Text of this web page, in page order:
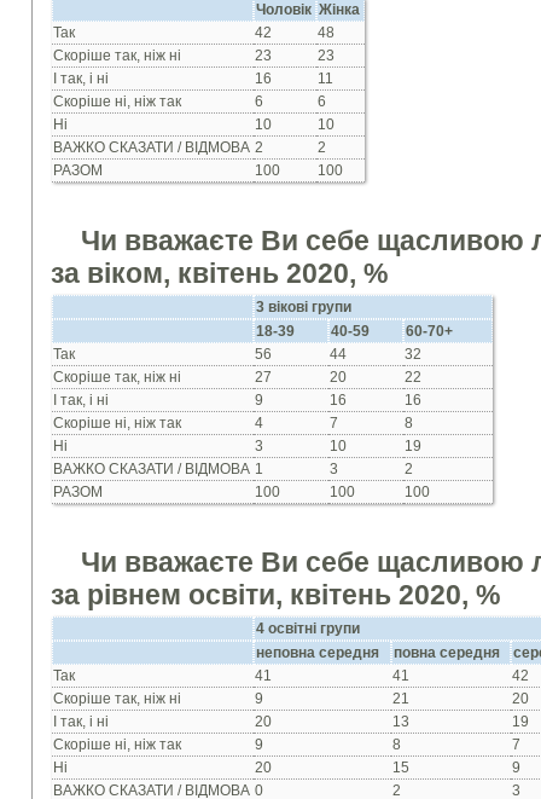
Чоловік Жінка
Так
42
48
Скоріше так, ніж ні
23
23
І так, і ні
16
11
Скоріше ні, ніж так
6
6
Ні
10
10
ВАЖКО СКАЗАТИ / ВІДМОВА 2
2
РАЗОМ
100 100
Чи вважаєте Ви себе щасливою
за віком, квітень 2020, %
3 вікові групи
18-39
40-59
60-70+
Так
56 44
32
Скоріше так, ніж ні
27 20
22
І так, і ні
9 16
16
Скоріше ні, ніж так
4 7
8
Ні
3 10
19
ВАЖКО СКАЗАТИ / ВІДМОВА 1 3
2
РАЗОМ
100 100 100
Чи вважаєте Ви себе щасливою
за рівнем освіти, квітень 2020, %
4 освітні групи
неповна середня
повна середня
Так
41 41
42
Скоріше так, ніж ні
9 21
20
І так, і ні
20 13
19
Скоріше ні, ніж так
9 8
7
Ні
20 15
9
ВАЖКО СКАЗАТИ / ВІДМОВА 0 2 3